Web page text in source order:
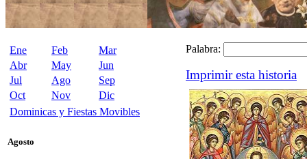
Ene Feb
Mar
Abr
May
Jun
Jul
Ago
Sep
Oct
Nov
Dic
Dominicas y Fiestas Movibles
Agosto
Palabra:
Imprimir esta historia